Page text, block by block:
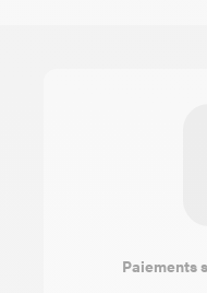
Paiements